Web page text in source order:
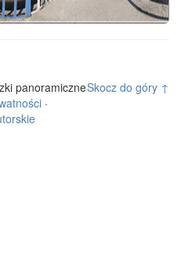
Skocz do góry ↑
panoramiczne
·